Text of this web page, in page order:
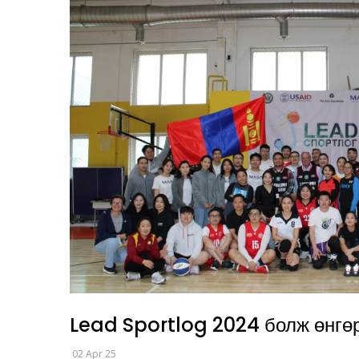
Lead Sportlog 2024 болж
02 Apr 25